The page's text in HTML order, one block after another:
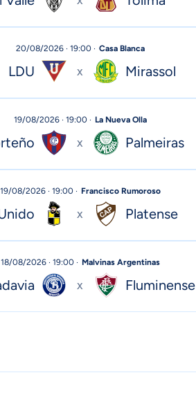
20/08/2026 · 19:00 · Casa Blanca
LDU x Mirassol
19/08/2026 · 19:00 · La Nueva Olla
x Palmeiras
19/08/2026 · 19:00 · Francisco Rumoroso
x Platense
18/08/2026 · 19:00 · Malvinas Argentinas
x Fluminense